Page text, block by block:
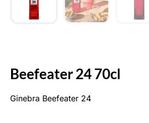
Beefeater 24 70cl
Ginebra Beefeater 24